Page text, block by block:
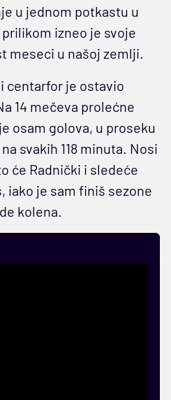
u jednom potkastu u
izneo je svoje
meseci u našoj zemlji.
centarfor je ostavio
14 mečeva prolećne
osam golova, u proseku
svakih 118 minuta. Nosi
će Radnički i sledeće
iako je sam finiš sezone
kolena.